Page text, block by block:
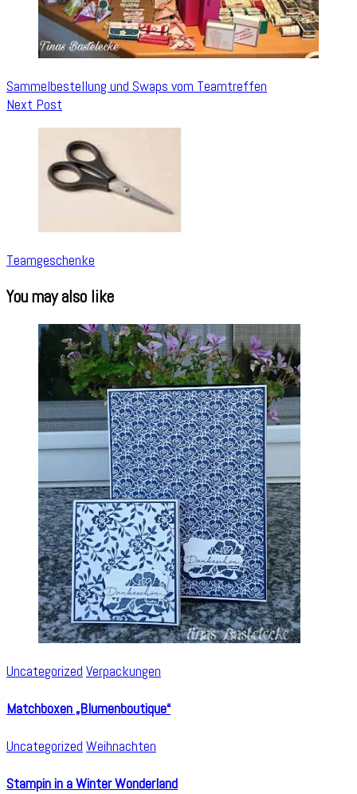
Sammelbestellung und Swaps vom Teamtreffen
Next Post
Teamgeschenke
You may also like
Uncategorized Verpackungen
Matchboxen „Blumenboutique“
Uncategorized Weihnachten
Stampin in a Winter Wonderland